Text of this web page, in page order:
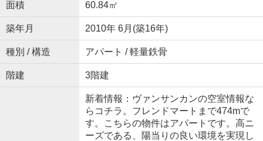
面積 60.84㎡
築年月 2010年 6月(築16年)
種別 / 構造 アパート / 軽量鉄骨
階建 3階建
新着情報：ヴァンサンカンの空室情報な
らコチラ。フレンドマートまで474mで
す。こちらの物件はアパートです。高ニ
ーズである、陽当りの良い環境を実現し